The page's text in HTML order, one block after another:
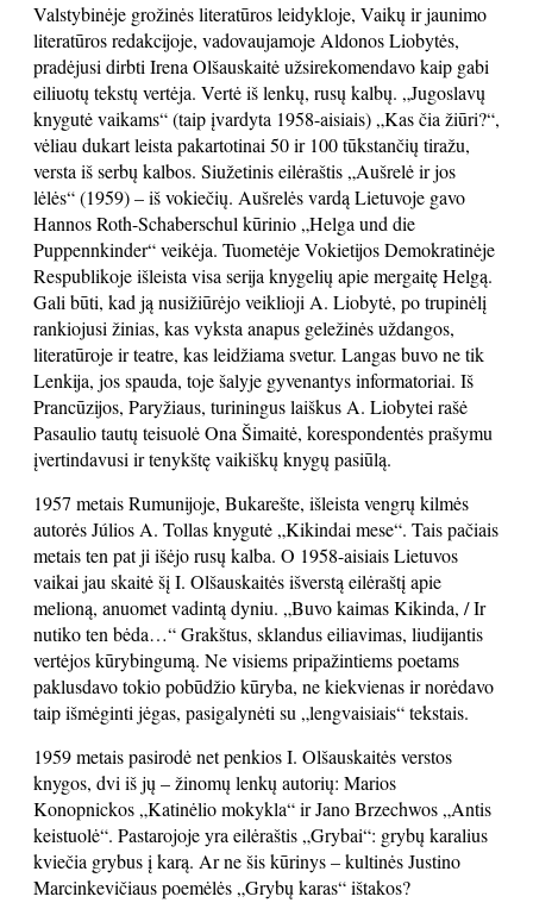
Valstybinėje grožinės literatūros leidykloje, Vaikų ir jaunimo
literatūros redakcijoje, vadovaujamoje Aldonos Liobytės,
pradėjusi dirbti Irena Olšauskaitė užsirekomendavo kaip gabi
eiliuotų tekstų vertėja. Vertė iš lenkų, rusų kalbų. „Jugoslavų
knygutė vaikams“ (taip įvardyta 1958-aisiais) „Kas čia žiūri?“,
vėliau dukart leista pakartotinai 50 ir 100 tūkstančių tiražu,
versta iš serbų kalbos. Siužetinis eilėraštis „Aušrelė ir jos
lėlės“ (1959) – iš vokiečių. Aušrelės vardą Lietuvoje gavo
Hannos Roth-Schaberschul kūrinio „Helga und die
Puppennkinder“ veikėja. Tuometėje Vokietijos Demokratinėje
Respublikoje išleista visa serija knygelių apie mergaitę Helgą.
Gali būti, kad ją nusižiūrėjo veiklioji A. Liobytė, po trupinėlį
rankiojusi žinias, kas vyksta anapus geležinės uždangos,
literatūroje ir teatre, kas leidžiama svetur. Langas buvo ne tik
Lenkija, jos spauda, toje šalyje gyvenantys informatoriai. Iš
Prancūzijos, Paryžiaus, turiningus laiškus A. Liobytei rašė
Pasaulio tautų teisuolė Ona Šimaitė, korespondentės prašymu
įvertindavusi ir tenykštę vaikiškų knygų pasiūlą.
1957 metais Rumunijoje, Bukarešte, išleista vengrų kilmės
autorės Júlios A. Tollas knygutė „Kikindai mese“. Tais pačiais
metais ten pat ji išėjo rusų kalba. O 1958-aisiais Lietuvos
vaikai jau skaitė šį I. Olšauskaitės išverstą eilėraštį apie
melioną, anuomet vadintą dyniu. „Buvo kaimas Kikinda, / Ir
nutiko ten bėda…“ Grakštus, sklandus eiliavimas, liudijantis
vertėjos kūrybingumą. Ne visiems pripažintiems poetams
paklusdavo tokio pobūdžio kūryba, ne kiekvienas ir norėdavo
taip išmėginti jėgas, pasigalynėti su „lengvaisiais“ tekstais.
1959 metais pasirodė net penkios I. Olšauskaitės verstos
knygos, dvi iš jų – žinomų lenkų autorių: Marios
Konopnickos „Katinėlio mokykla“ ir Jano Brzechwos „Antis
keistuolė“. Pastarojoje yra eilėraštis „Grybai“: grybų karalius
kviečia grybus į karą. Ar ne šis kūrinys – kultinės Justino
Marcinkevičiaus poemėlės „Grybų karas“ ištakos?